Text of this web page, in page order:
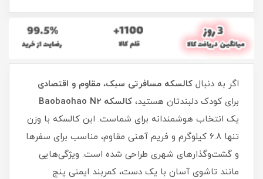
اگر به دنبال کالسکه مسافرتی سبک، مقاوم و اقتصادی
برای کودک دلبندتان هستید، کالسکه Baobaohao N2
یک انتخاب هوشمندانه برای شماست. این کالسکه با وزن
تنها ۶.۸ کیلوگرم و فریم آهنی مقاوم، مناسب برای سفرها
و گشت‌وگذارهای شهری طراحی شده است. ویژگی‌هایی
مانند تاشوی آسان با یک دست، کمربند ایمنی پنج